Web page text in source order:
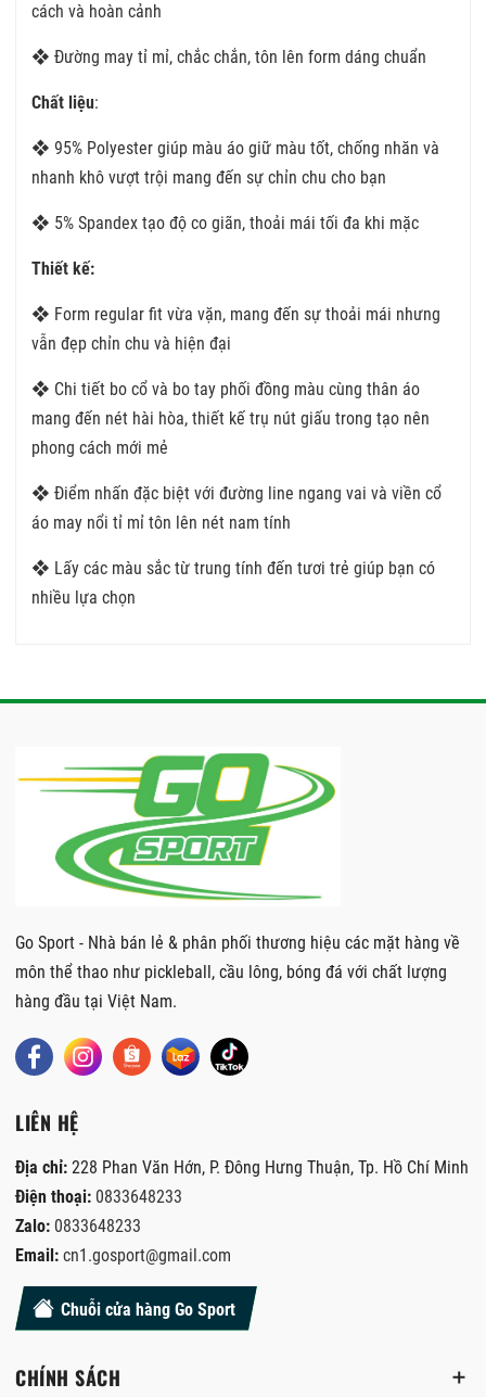
cách và hoàn cảnh
❖ Đường may tỉ mỉ, chắc chắn, tôn lên form dáng chuẩn
Chất liệu:
❖ 95% Polyester giúp màu áo giữ màu tốt, chống nhăn và
nhanh khô vượt trội mang đến sự chỉn chu cho bạn
❖ 5% Spandex tạo độ co giãn, thoải mái tối đa khi mặc
Thiết kế:
❖ Form regular fit vừa vặn, mang đến sự thoải mái nhưng
vẫn đẹp chỉn chu và hiện đại
❖ Chi tiết bo cổ và bo tay phối đồng màu cùng thân áo
mang đến nét hài hòa, thiết kế trụ nút giấu trong tạo nên
phong cách mới mẻ
❖ Điểm nhấn đặc biệt với đường line ngang vai và viền cổ
áo may nổi tỉ mỉ tôn lên nét nam tính
❖ Lấy các màu sắc từ trung tính đến tươi trẻ giúp bạn có
nhiều lựa chọn
Go Sport - Nhà bán lẻ & phân phối thương hiệu các mặt hàng về
môn thể thao như pickleball, cầu lông, bóng đá với chất lượng
hàng đầu tại Việt Nam.
LIÊN HỆ
Địa chỉ: 228 Phan Văn Hớn, P. Đông Hưng Thuận, Tp. Hồ Chí Minh
Điện thoại: 0833648233
Zalo: 0833648233
Email: cn1.gosport@gmail.com
Chuỗi cửa hàng Go Sport
CHÍNH SÁCH